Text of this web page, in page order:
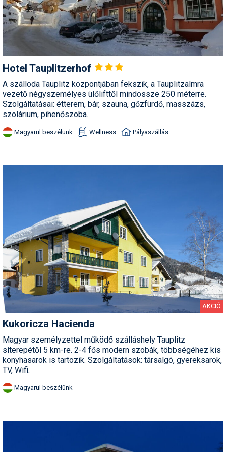
Termékajánló
Történelem
Túrasí
Utazási tippek
Védőfelszerelés
Hotel Tauplitzerhof
A szálloda Tauplitz központjában fekszik, a Tauplitzalmra
vezető négyszemélyes ülőlifttől mindössze 250 méterre.
Szolgáltatásai: étterem, bár, szauna, gőzfürdő, masszázs,
szolárium, pihenőszoba.
Magyarul beszélünk Wellness Pályaszállás
AKCIÓ
Kukoricza Hacienda
Magyar személyzettel működő szálláshely Tauplitz
síterepétől 5 km-re. 2-4 fős modern szobák, többségéhez kis
konyhasarok is tartozik. Szolgáltatások: társalgó, gyereksarok,
TV, Wifi.
Magyarul beszélünk